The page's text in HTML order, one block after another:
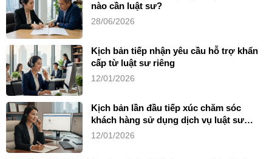
nào cần luật sư?
28/06/2026
Kịch bản tiếp nhận yêu cầu hỗ trợ khẩn
cấp từ luật sư riêng
12/01/2026
Kịch bản lần đầu tiếp xúc chăm sóc
khách hàng sử dụng dịch vụ luật sư
riêng
12/01/2026